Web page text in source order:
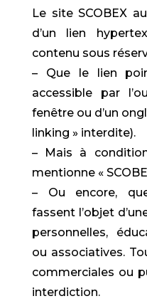
Le site SCOBEX
d’un lien
contenu sous
– Que le lien
accessible par
fenêtre ou d’un
linking » interdite).
– Mais à
mentionne «
– Ou encore,
fassent l’objet
personnelles,
ou associatives.
commerciales ou
interdiction.